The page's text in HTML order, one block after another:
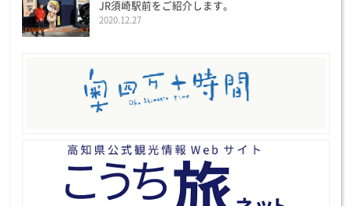
JR須崎駅前をご紹介します。
2020.12.27